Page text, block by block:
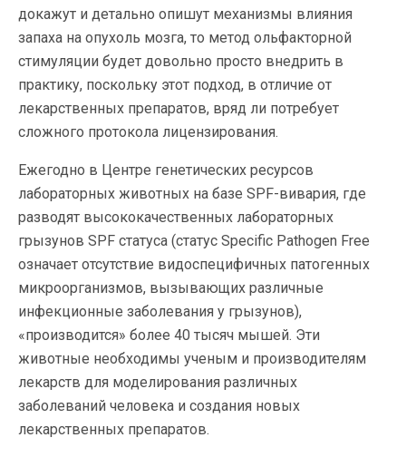
докажут и детально опишут механизмы влияния
запаха на опухоль мозга, то метод ольфакторной
стимуляции будет довольно просто внедрить в
практику, поскольку этот подход, в отличие от
лекарственных препаратов, вряд ли потребует
сложного протокола лицензирования.
Ежегодно в Центре генетических ресурсов
лабораторных животных на базе SPF-вивария, где
разводят высококачественных лабораторных
грызунов SPF статуса (статус Specific Pathogen Free
означает отсутствие видоспецифичных патогенных
микроорганизмов, вызывающих различные
инфекционные заболевания у грызунов),
«производится» более 40 тысяч мышей. Эти
животные необходимы ученым и производителям
лекарств для моделирования различных
заболеваний человека и создания новых
лекарственных препаратов.